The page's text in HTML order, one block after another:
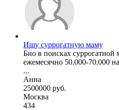
Ищу суррогатную маму
Био в поисках
ежемесячно 50.000-70.000
...
Анна
2500000 руб.
Москва
434